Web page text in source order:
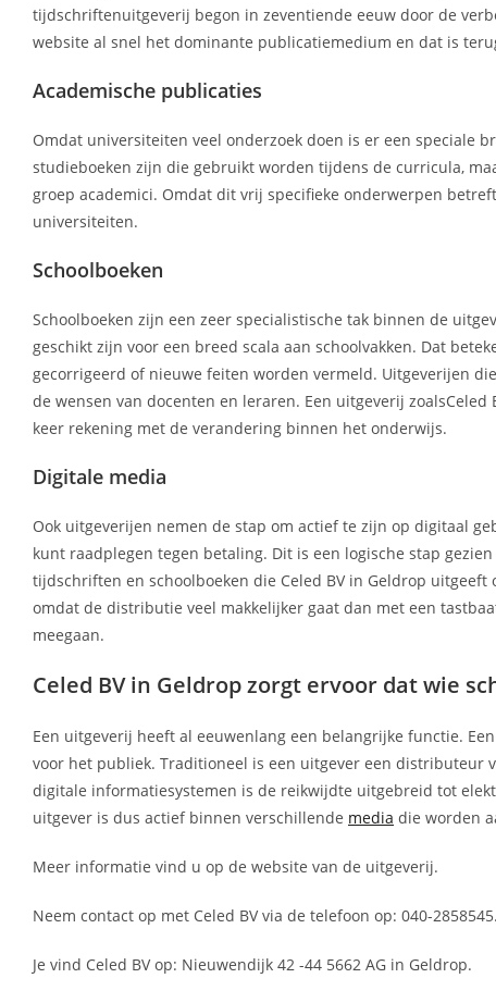
tijdschriftenuitgeverij begon in zeventiende eeuw door de
website al snel het dominante publicatiemedium en dat is
Academische publicaties
Omdat universiteiten veel onderzoek doen is er een speciale
studieboeken zijn die gebruikt worden tijdens de curricula,
groep academici. Omdat dit vrij specifieke onderwerpen
universiteiten.
Schoolboeken
Schoolboeken zijn een zeer specialistische tak binnen de
geschikt zijn voor een breed scala aan schoolvakken. Dat
gecorrigeerd of nieuwe feiten worden vermeld. Uitgeverijen
de wensen van docenten en leraren. Een uitgeverij
keer rekening met de verandering binnen het onderwijs.
Digitale media
Ook uitgeverijen nemen de stap om actief te zijn op digitaal
kunt raadplegen tegen betaling. Dit is een logische stap
tijdschriften en schoolboeken die Celed BV in Geldrop
omdat de distributie veel makkelijker gaat dan met een
meegaan.
Celed BV in Geldrop zorgt ervoor dat wie
Een uitgeverij heeft al eeuwenlang een belangrijke functie.
voor het publiek. Traditioneel is een uitgever een distributeur
digitale informatiesystemen is de reikwijdte uitgebreid tot
uitgever is dus actief binnen verschillende media die worden
Meer informatie vind u op de website van de uitgeverij.
Neem contact op met Celed BV via de telefoon op: 040-
Je vind Celed BV op: Nieuwendijk 42 -44 5662 AG in Geldrop.